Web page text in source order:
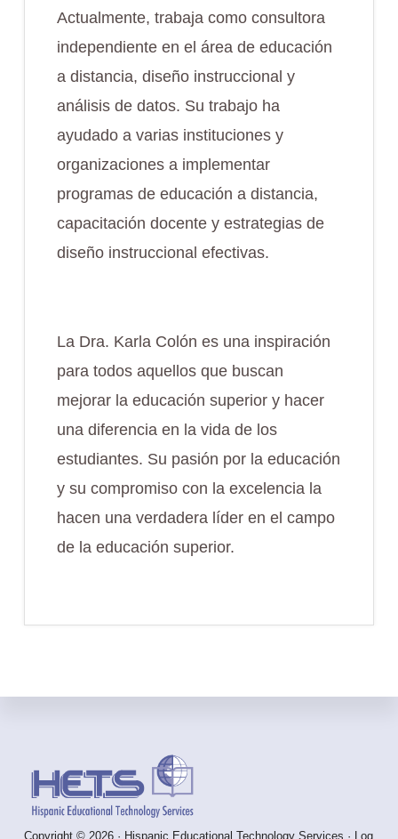
Actualmente, trabaja como consultora
independiente en el área de educación
a distancia, diseño instruccional y
análisis de datos. Su trabajo ha
ayudado a varias instituciones y
organizaciones a implementar
programas de educación a distancia,
capacitación docente y estrategias de
diseño instruccional efectivas.
La Dra. Karla Colón es una inspiración
para todos aquellos que buscan
mejorar la educación superior y hacer
una diferencia en la vida de los
estudiantes. Su pasión por la educación
y su compromiso con la excelencia la
hacen una verdadera líder en el campo
de la educación superior.
Copyright © 2026 · Hispanic Educational Technology Services · Log